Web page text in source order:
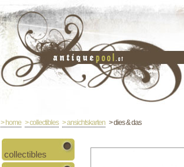
> home > collectibles > ansichtskarten > dies & das
collectibles